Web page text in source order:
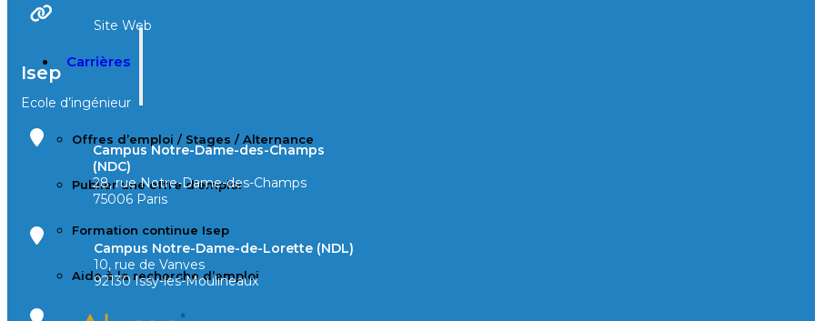
Carrières
Offres d’emploi / Stages / Alternance
Publier une offre d’emploi
Formation continue Isep
Aide à la recherche d’emploi
Site Web
Isep
Ecole d’ingénieur
Campus Notre-Dame-des-Champs
(NDC)
28, rue Notre-Dame-des-Champs
75006 Paris
Campus Notre-Dame-de-Lorette (NDL)
10, rue de Vanves
92130 Issy-les-Moulineaux